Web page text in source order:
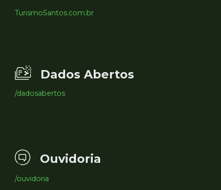
TurismoSantos.com.br
Dados Abertos
/dadosabertos
Ouvidoria
/ouvidoria